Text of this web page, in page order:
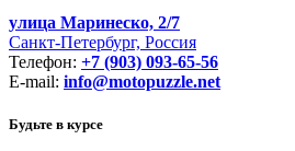
улица Маринеско, 2/7
Санкт-Петербург, Россия
Телефон: +7 (903) 093-65-56
E-mail: info@motopuzzle.net
Будьте в курсе